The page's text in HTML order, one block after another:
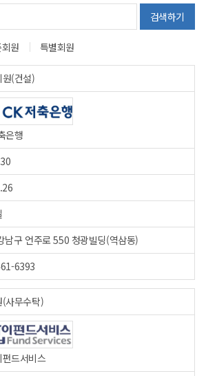
원 특별회원
검색하기
(건설)
은행
남구 언주로 550 청광빌딩(역삼동)
6393
(사무수탁)
드서비스